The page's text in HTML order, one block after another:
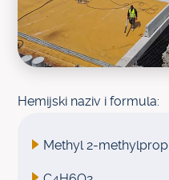
Hemijski naziv i formula:
Methyl 2-